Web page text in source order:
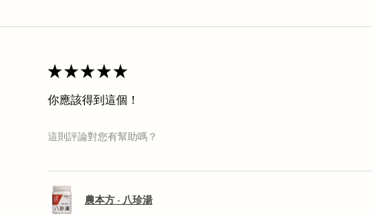
★★★★★
你應該得到這個！
這則評論對您有幫助嗎？
農本方 - 八珍湯